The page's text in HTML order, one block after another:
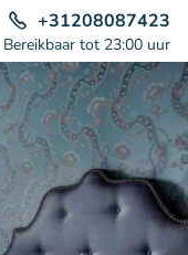
+31208087423
Bereikbaar tot 23:00 uur